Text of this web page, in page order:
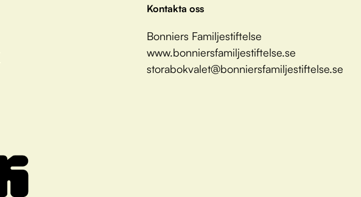
Kontakta oss
Bonniers Familjestiftelse
www.bonniersfamiljestiftelse.se
storabokvalet@bonniersfamiljestiftelse.se